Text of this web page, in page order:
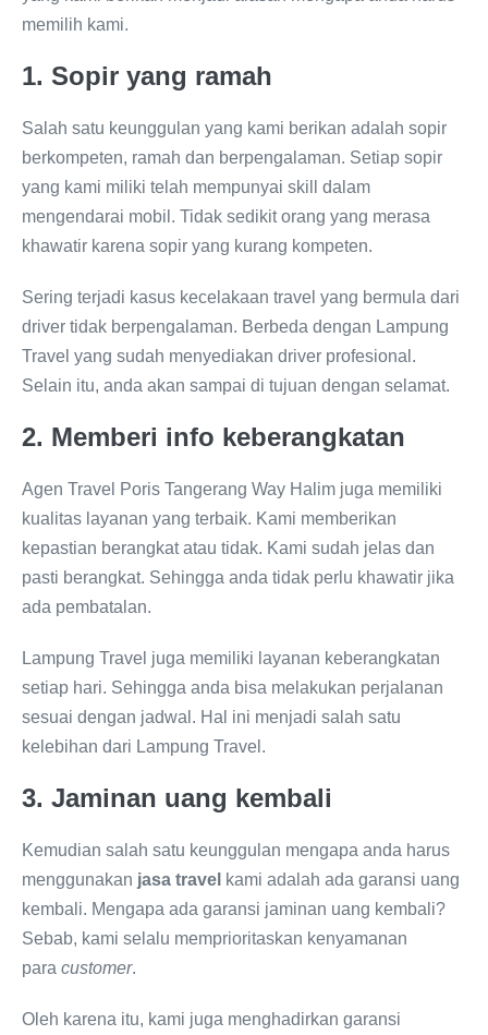
memilih kami.
1. Sopir yang ramah
Salah satu keunggulan yang kami berikan adalah sopir
berkompeten, ramah dan berpengalaman. Setiap sopir
yang kami miliki telah mempunyai skill dalam
mengendarai mobil. Tidak sedikit orang yang merasa
khawatir karena sopir yang kurang kompeten.
Sering terjadi kasus kecelakaan travel yang bermula dari
driver tidak berpengalaman. Berbeda dengan Lampung
Travel yang sudah menyediakan driver profesional.
Selain itu, anda akan sampai di tujuan dengan selamat.
2. Memberi info keberangkatan
Agen Travel Poris Tangerang Way Halim juga memiliki
kualitas layanan yang terbaik. Kami memberikan
kepastian berangkat atau tidak. Kami sudah jelas dan
pasti berangkat. Sehingga anda tidak perlu khawatir jika
ada pembatalan.
Lampung Travel juga memiliki layanan keberangkatan
setiap hari. Sehingga anda bisa melakukan perjalanan
sesuai dengan jadwal. Hal ini menjadi salah satu
kelebihan dari Lampung Travel.
3. Jaminan uang kembali
Kemudian salah satu keunggulan mengapa anda harus
menggunakan jasa travel kami adalah ada garansi uang
kembali. Mengapa ada garansi jaminan uang kembali?
Sebab, kami selalu memprioritaskan kenyamanan
para customer.
Oleh karena itu, kami juga menghadirkan garansi